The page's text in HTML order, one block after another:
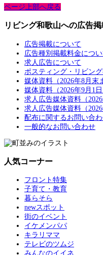
ページ上部へ戻る
リビング和歌山への広告
広告掲載について
広告種別掲載料金につ
求人広告について
ポスティング・リビン
媒体資料（2026年8月末
媒体資料（2026年9月1日
求人広告媒体資料（
求人広告媒体資料（
配布に関するお問い合
一般的なお問い合わせ
人気コーナー
フロント特集
子育て・教育
暮らそら
newスポット
街のイベント
イケメンパパ
キラリママ
テレビのツムジ
みんなのイイネ